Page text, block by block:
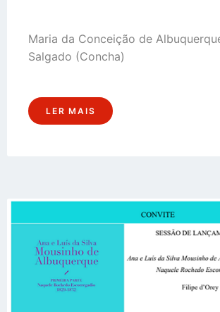
Maria da Conceição de
Salgado (Concha)
LER MAIS